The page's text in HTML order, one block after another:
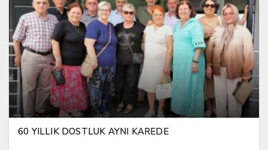
60 YILLIK DOSTLUK AYNI KAREDE